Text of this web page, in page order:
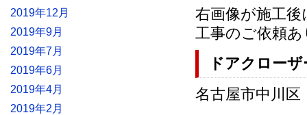
右画像が施工
工事のご依頼
ドアクロー
名古屋市中川
2019年12月
2019年9月
2019年7月
2019年6月
2019年4月
2019年2月